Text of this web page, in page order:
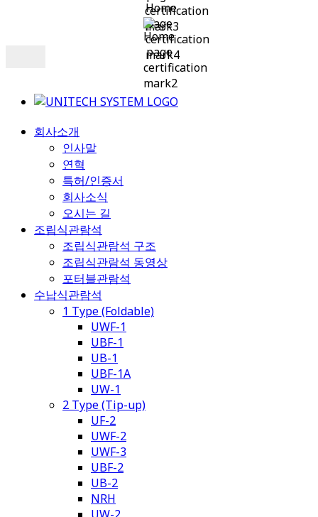
회사소개
인사말
연혁
특허/인증서
회사소식
오시는 길
조립식관람석
조립식관람석 구조
조립식관람석 동영상
포터블관람석
수납식관람석
1 Type (Foldable)
UWF-1
UBF-1
UB-1
UBF-1A
UW-1
2 Type (Tip-up)
UF-2
UWF-2
UWF-3
UBF-2
UB-2
NRH